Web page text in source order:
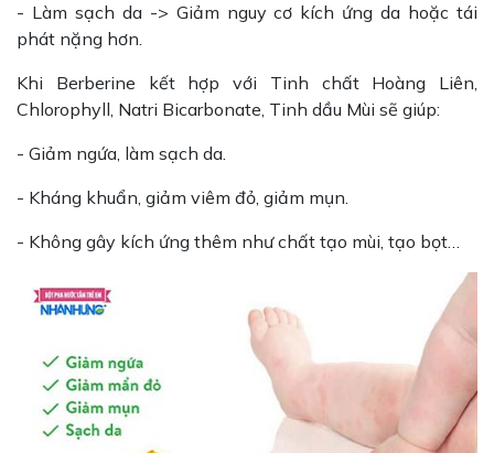
- Làm sạch da -> Giảm nguy cơ kích ứng da hoặc tái
phát nặng hơn.
Khi Berberine kết hợp với Tinh chất Hoàng Liên,
Chlorophyll, Natri Bicarbonate, Tinh dầu Mùi sẽ giúp:
- Giảm ngứa, làm sạch da.
- Kháng khuẩn, giảm viêm đỏ, giảm mụn.
- Không gây kích ứng thêm như chất tạo mùi, tạo bọt…